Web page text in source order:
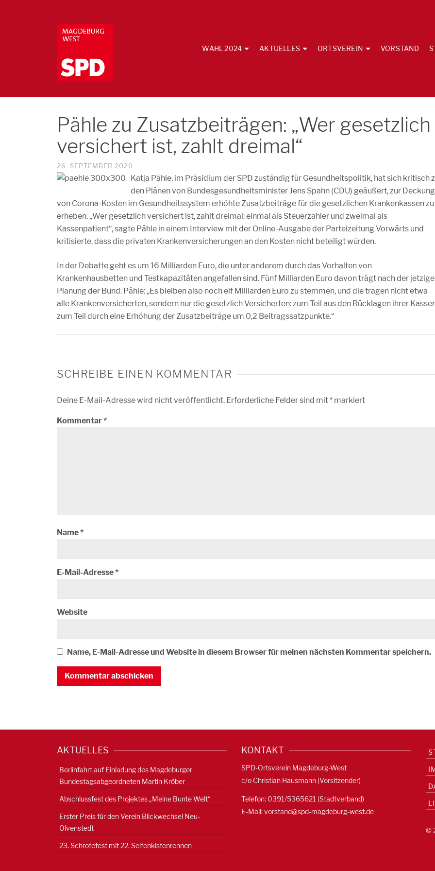
WAHL 2024 AKTUELLES ORTSVEREIN VORSTAND
Pähle zu Zusatzbeiträgen: „Wer gesetzlich
versichert ist, zahlt dreimal“
26. SEPTEMBER 2020
Katja Pähle, im Präsidium der SPD zuständig für Gesundheitspolitik, hat sich kritisch
den Plänen von Bundesgesundheitsminister Jens Spahn (CDU) geäußert, zur Deckung
von Corona-Kosten im Gesundheitssystem erhöhte Zusatzbeiträge für die gesetzlichen Krankenkassen zu
erheben. „Wer gesetzlich versichert ist, zahlt dreimal: einmal als Steuerzahler und zweimal als
Kassenpatient“, sagte Pähle in einem Interview mit der Online-Ausgabe der Parteizeitung Vorwärts und
kritisierte, dass die privaten Krankenversicherungen an den Kosten nicht beteiligt würden.
In der Debatte geht es um 16 Milliarden Euro, die unter anderem durch das Vorhalten von
Krankenhausbetten und Testkapazitäten angefallen sind. Fünf Milliarden Euro davon trägt nach der
Planung der Bund. Pähle: „Es bleiben also noch elf Milliarden Euro zu stemmen, und die tragen nicht etwa
alle Krankenversicherten, sondern nur die gesetzlich Versicherten: zum Teil aus den Rücklagen ihrer
zum Teil durch eine Erhöhung der Zusatzbeiträge um 0,2 Beitragssatzpunkte.“
SCHREIBE EINEN KOMMENTAR
Deine E-Mail-Adresse wird nicht veröffentlicht. Erforderliche Felder sind mit* markiert
Kommentar*
Name*
E-Mail-Adresse*
Website
Name, E-Mail-Adresse und Website in diesem Browser für meinen nächsten Kommentar speichern.
AKTUELLES
Berlinfahrt auf Einladung des Magdeburger
Bundestagsabgeordneten Martin Kröber
Abschlussfest des Projektes „Meine Bunte Welt“
Erster Preis für den Verein Blickwechsel Neu-
Olvenstedt
23. Schrotefest mit 22. Seifenkistenrennen
KONTAKT
SPD-Ortsverein Magdeburg-West
c/o Christian Hausmann (Vorsitzender)
Telefon: 0391/5365621 (Stadtverband)
E-Mail:vorstand@spd-magdeburg-west.de
©